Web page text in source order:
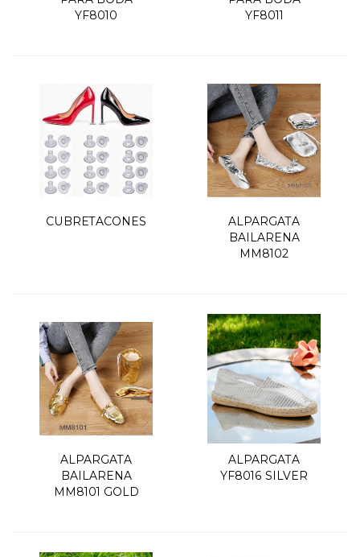
YF8010
YF8011
CUBRETACONES
ALPARGATA
BAILARENA
MM8102
ALPARGATA
BAILARENA
MM8101 GOLD
ALPARGATA
YF8016 SILVER